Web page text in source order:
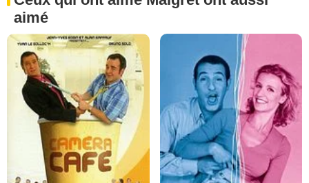
aimé